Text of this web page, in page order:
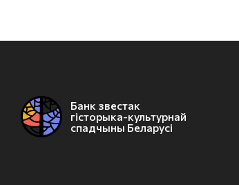
Банк звестак
гісторыка-культурнай
спадчыны Беларусі